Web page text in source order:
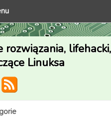
lifehacki,
Linuksa